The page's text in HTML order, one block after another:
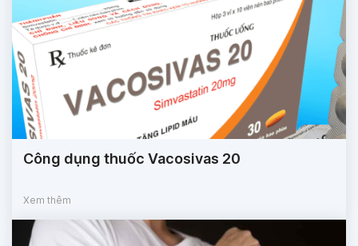
Công dụng thuốc Vacosivas 20
Xem thêm